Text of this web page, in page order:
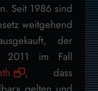
Seit 1986 sind
weitgehend
der
2011 im Fall
, dass